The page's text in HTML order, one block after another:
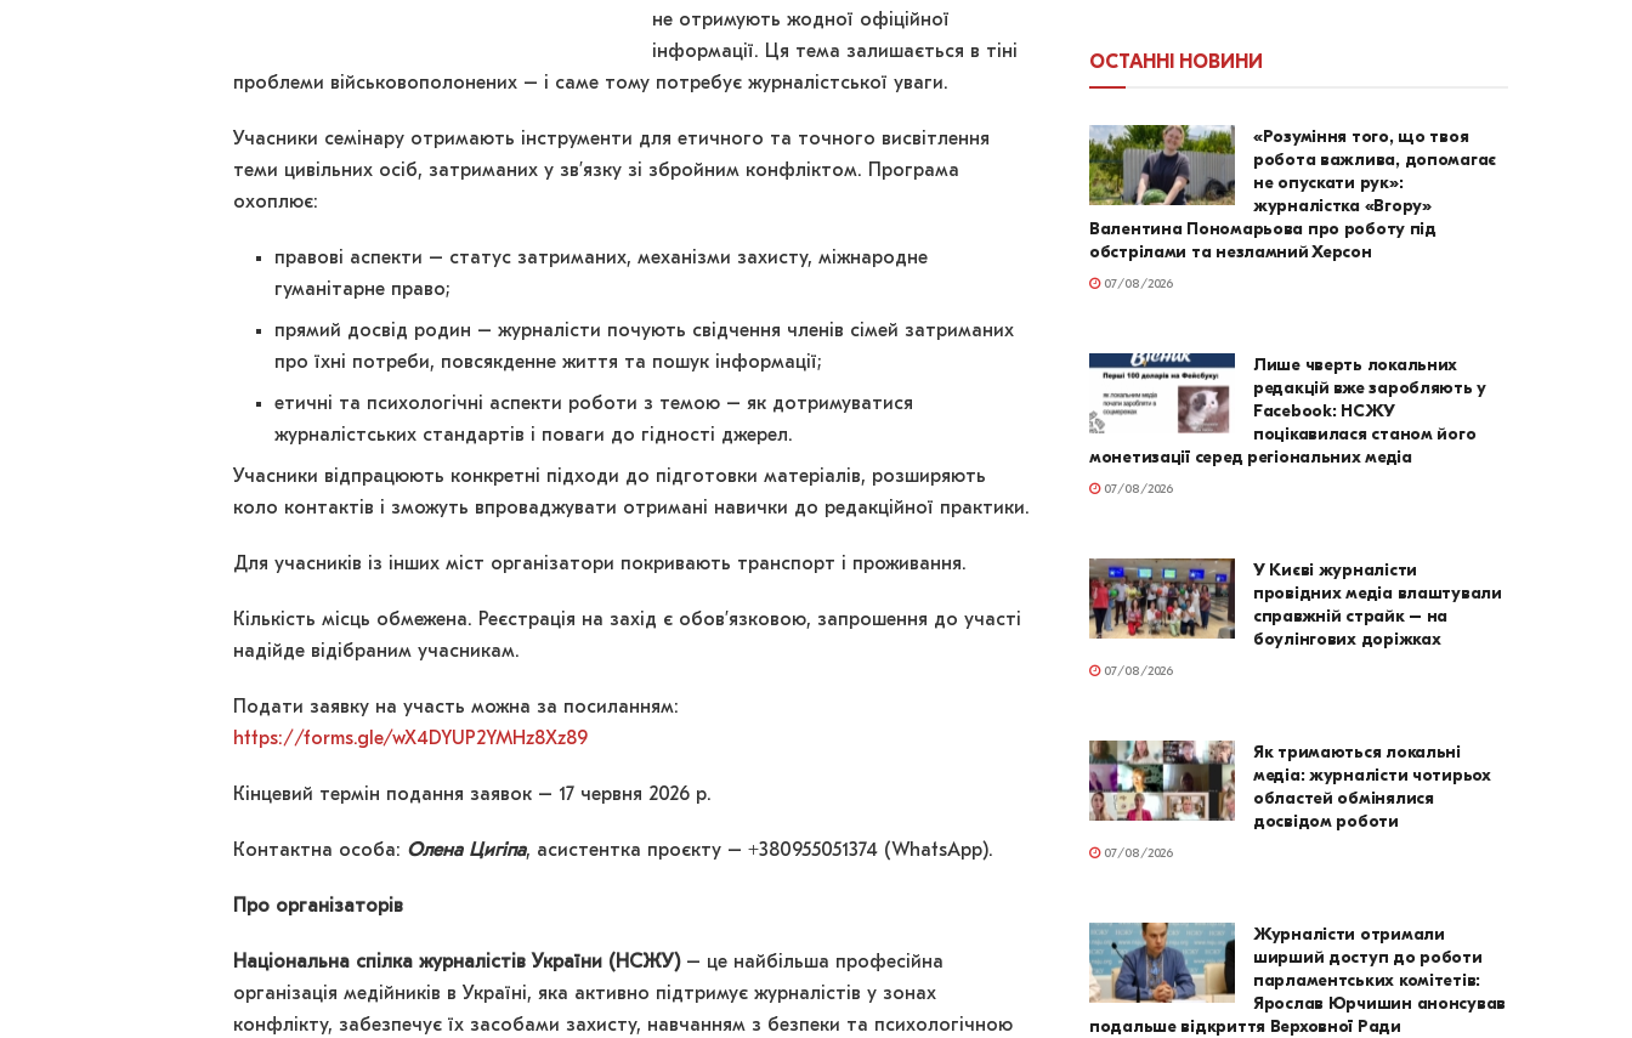
не отримують жодної офіційної
інформації. Ця тема залишається в тіні
проблеми військовополонених – і саме тому потребує журналістської уваги.
Учасники семінару отримають інструменти для етичного та точного висвітлення
теми цивільних осіб, затриманих у зв’язку зі збройним конфліктом. Програма
охоплює:
правові аспекти – статус затриманих, механізми захисту, міжнародне
гуманітарне право;
прямий досвід родин – журналісти почують свідчення членів сімей затриманих
про їхні потреби, повсякденне життя та пошук інформації;
етичні та психологічні аспекти роботи з темою – як дотримуватися
журналістських стандартів і поваги до гідності джерел.
Учасники відпрацюють конкретні підходи до підготовки матеріалів, розширяють
коло контактів і зможуть впроваджувати отримані навички до редакційної практики.
Для учасників із інших міст організатори покривають транспорт і проживання.
Кількість місць обмежена. Реєстрація на захід є обовʼязковою, запрошення до участі
надійде відібраним учасникам.
Подати заявку на участь можна за посиланням:
https://forms.gle/wX4DYUP2YMHz8Xz89
Кінцевий термін подання заявок – 17 червня 2026 р.
Контактна особа: Олена Цигіпа, асистентка проєкту – +380955051374 (WhatsApp).
Про організаторів
Національна спілка журналістів України (НСЖУ)– це найбільша професійна
організація медійників в Україні, яка активно підтримує журналістів у зонах
конфлікту, забезпечує їх засобами захисту, навчанням з безпеки та психологічною
ОСТАННІ НОВИНИ
«Розуміння того, що твоя
робота важлива, допомагає
не опускати рук»:
журналістка «Вгору»
Валентина Пономарьова про роботу під
обстрілами та незламний Херсон
07/08/2026
Лише чверть локальних
редакцій вже заробляють у
Facebook: НСЖУ
поцікавилася станом його
монетизації серед регіональних медіа
07/08/2026
У Києві журналісти
провідних медіа влаштували
справжній страйк – на
боулінгових доріжках
07/08/2026
Як тримаються локальні
медіа: журналісти чотирьох
областей обмінялися
досвідом роботи
07/08/2026
Журналісти отримали
ширший доступ до роботи
парламентських комітетів:
Ярослав Юрчишин анонсував
подальше відкриття Верховної Ради